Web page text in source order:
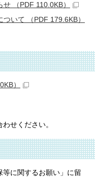
（PDF 110.0KB）
いて （PDF 179.6KB）
）
せください。
等に関するお願い」に留